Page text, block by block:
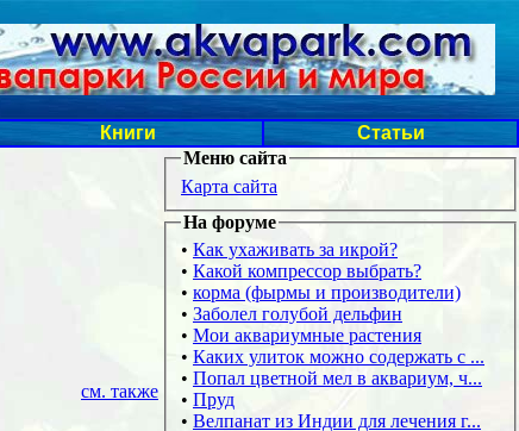
Книги Статьи
см. также
Меню сайта
Карта сайта
На форуме
• Как ухаживать за икрой?
• Какой компрессор выбрать?
• корма (фырмы и производители)
• Заболел голубой дельфин
• Мои аквариумные растения
• Каких улиток можно содержать с ...
• Попал цветной мел в аквариум, ч...
• Пруд
• Велпанат из Индии для лечения г...